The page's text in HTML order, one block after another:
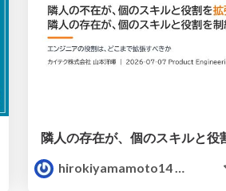
hirokiyamamoto14